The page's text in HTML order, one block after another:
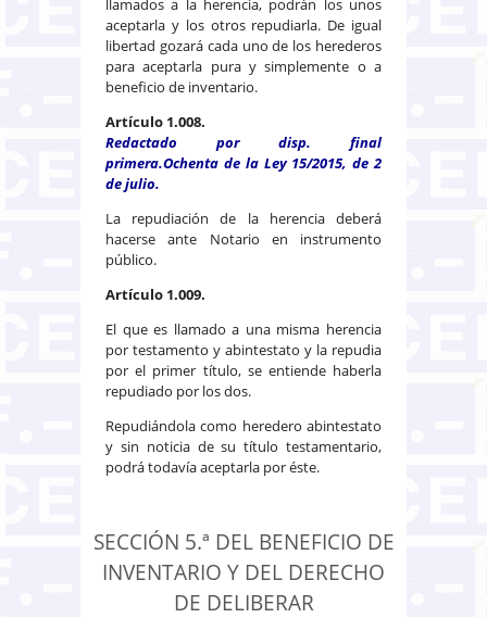
aceptarla y los otros repudiarla. De igual
libertad gozará cada uno de los herederos
para aceptarla pura y simplemente o a
beneficio de inventario.
Artículo 1.008.
Redactado por disp. final
primera.Ochenta de la Ley 15/2015, de 2
de julio.
La repudiación de la herencia deberá
hacerse ante Notario en instrumento
público.
Artículo 1.009.
El que es llamado a una misma herencia
por testamento y abintestato y la repudia
por el primer título, se entiende haberla
repudiado por los dos.
Repudiándola como heredero abintestato
y sin noticia de su título testamentario,
podrá todavía aceptarla por éste.
SECCIÓN 5.ª DEL BENEFICIO DE
INVENTARIO Y DEL DERECHO
DE DELIBERAR